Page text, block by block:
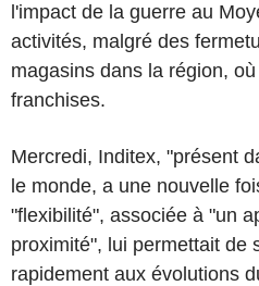
l'impact de la guerre au
activités, malgré des
magasins dans la région,
franchises.
Mercredi, Inditex, "présent
le monde, a une nouvelle
"flexibilité", associée à "un
proximité", lui permettait de
rapidement aux évolutions